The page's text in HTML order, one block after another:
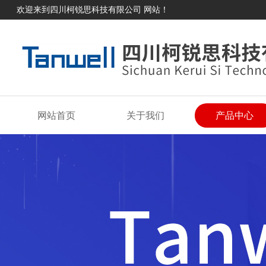
欢迎来到四川柯锐思科技有限公司 网站！
网站首页 关于我们 产品中心